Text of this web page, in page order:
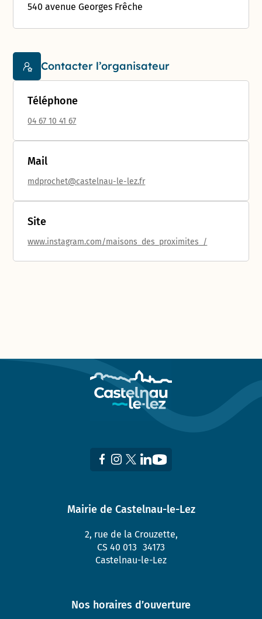
540 avenue Georges Frêche
Contacter l’organisateur
Téléphone
04 67 10 41 67
Mail
mdprochet@castelnau-le-lez.fr
Site
www.instagram.com/maisons_des_proximites_/
Mairie de Castelnau-le-Lez
2, rue de la Crouzette,
CS 40 013 34173
Castelnau-le-Lez
Nos horaires d’ouverture